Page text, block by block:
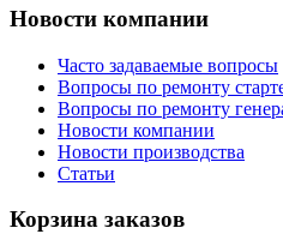
Новости компании
Часто задаваемые вопросы
Вопросы по ремонту
Вопросы по ремонту
Новости компании
Новости производства
Статьи
Корзина заказов